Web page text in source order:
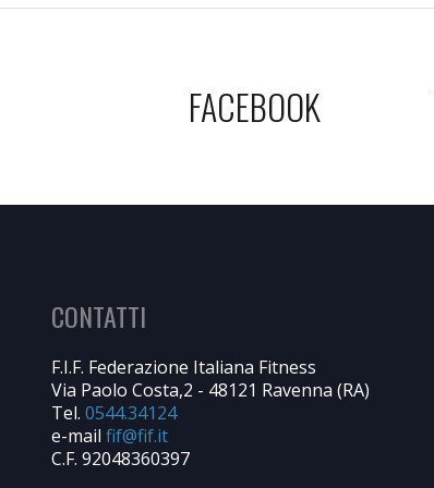
FACEBOOK
CONTATTI
F.I.F. Federazione Italiana Fitness
Via Paolo Costa,2 - 48121 Ravenna (RA)
Tel. 0544.34124
e-mail
C.F. 92048360397